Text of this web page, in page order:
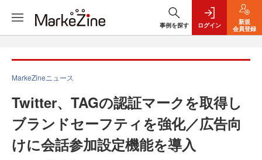
事例を探す ログイン
新規
会員登録
MarkeZineニュース
Twitter、TAGの認証マークを取得し
ブランドセーフティを強化／広告向
けに会話参加設定機能を導入